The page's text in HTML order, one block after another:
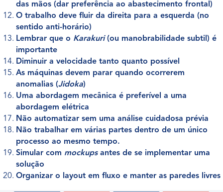
das mãos (dar preferência ao abastecimento frontal)
O trabalho deve fluir da direita para a esquerda (no
sentido anti-horário)
Lembrar que o Karakuri(ou manobrabilidade subtil) é
importante
Diminuir a velocidade tanto quanto possível
As máquinas devem parar quando ocorrerem
anomalias (Jidoka)
Uma abordagem mecânica é preferível a uma
abordagem elétrica
Não automatizar sem uma análise cuidadosa prévia
Não trabalhar em várias partes dentro de um único
processo ao mesmo tempo.
Simular com mockupsantes de se implementar uma
solução
Organizar o layout em fluxo e manter as paredes livres